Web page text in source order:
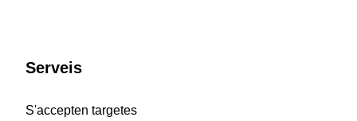
Serveis
S'accepten targetes